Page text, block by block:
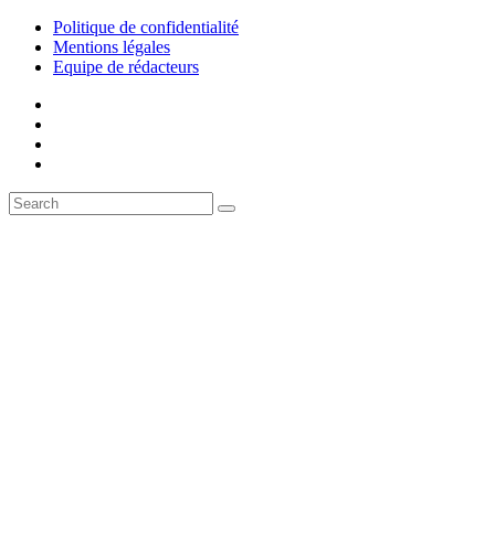
Politique de confidentialité
Mentions légales
Equipe de rédacteurs